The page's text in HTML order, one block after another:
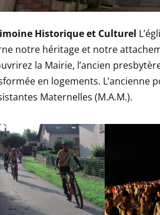
Historique et Culturel
notre héritage et notre
la Mairie, l’ancien
en logements. L’ancienne
Maternelles (M.A.M.).